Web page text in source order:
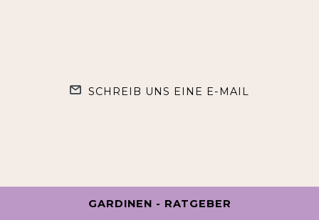
SCHREIB UNS EINE E-MAIL
GARDINEN - RATGEBER